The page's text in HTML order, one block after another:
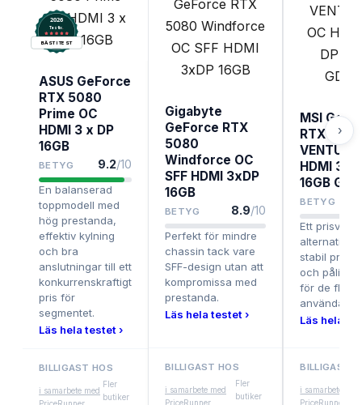
2026
Testix.
BÄST I TEST
ASUS GeForce
RTX 5080
Prime OC
HDMI 3 x DP
16GB
BETYG 9.2/10
En balanserad
toppmodell med
hög prestanda,
effektiv kylning
och bra
anslutningar till ett
konkurrenskraftigt
pris för
segmentet.
Läs hela testet ›
BILLIGAST HOS
i samarbete med
Fler
butiker
Gigabyte
GeForce RTX
5080
Windforce OC
SFF HDMI 3xDP
16GB
BETYG 8.9/10
Perfekt för mindre
chassin tack vare
SFF-design utan att
kompromissa med
prestanda.
Läs hela testet ›
BILLIGAST HOS
i samarbete med
PriceRunner
Fler
butiker
MSI
RTX
VENTUS
HDMI 3 x
16GB
BETYG
Ett prisvärt
alternativ
stabil
och pålitlig
för de flesta
användare.
Läs hela
BILLIGAST
i samarbete med
PriceRunner
›